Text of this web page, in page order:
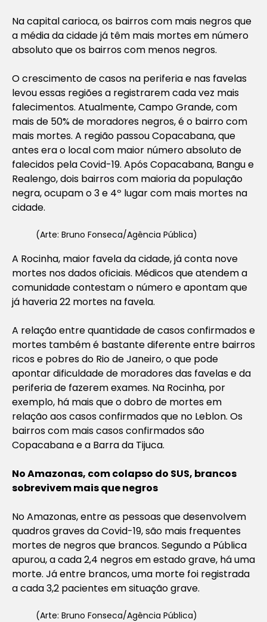
Na capital carioca, os bairros com mais negros que
a média da cidade já têm mais mortes em número
absoluto que os bairros com menos negros.
O crescimento de casos na periferia e nas favelas
levou essas regiões a registrarem cada vez mais
falecimentos. Atualmente, Campo Grande, com
mais de 50% de moradores negros, é o bairro com
mais mortes. A região passou Copacabana, que
antes era o local com maior número absoluto de
falecidos pela Covid-19. Após Copacabana, Bangu e
Realengo, dois bairros com maioria da população
negra, ocupam o 3 e 4º lugar com mais mortes na
cidade.
(Arte: Bruno Fonseca/Agência Pública)
A Rocinha, maior favela da cidade, já conta nove
mortes nos dados oficiais. Médicos que atendem a
comunidade contestam o número e apontam que
já haveria 22 mortes na favela.
A relação entre quantidade de casos confirmados e
mortes também é bastante diferente entre bairros
ricos e pobres do Rio de Janeiro, o que pode
apontar dificuldade de moradores das favelas e da
periferia de fazerem exames. Na Rocinha, por
exemplo, há mais que o dobro de mortes em
relação aos casos confirmados que no Leblon. Os
bairros com mais casos confirmados são
Copacabana e a Barra da Tijuca.
No Amazonas, com colapso do SUS, brancos
sobrevivem mais que negros
No Amazonas, entre as pessoas que desenvolvem
quadros graves da Covid-19, são mais frequentes
mortes de negros que brancos. Segundo a Pública
apurou, a cada 2,4 negros em estado grave, há uma
morte. Já entre brancos, uma morte foi registrada
a cada 3,2 pacientes em situação grave.
(Arte: Bruno Fonseca/Agência Pública)